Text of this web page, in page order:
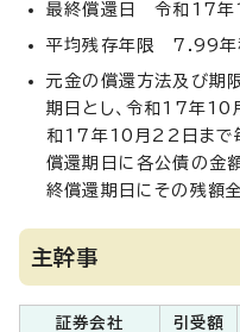
最終償還日 令和17年
平均残存年限 7.99年
元金の償還方法及び
期日とし、令和17年10
和17年10月22日ま
償還期日に各公債の金
終償還期日にその残額
主幹事
証券会社 引受額